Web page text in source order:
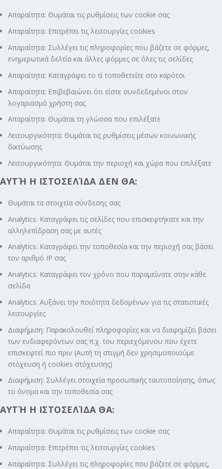
Απαραίτητα: Θυμάται τις ρυθμίσεις των cookie σας
Απαραίτητα: Επιτρέπει τις λειτουργίες cookies
Απαραίτητα: Συλλέγει τις πληροφορίες που βάζετε σε φόρμες,
ενημερωτικά δελτία και άλλες φόρμες σε όλες τις σελίδες
Απαραίτητα: Καταγράφει το τί τοποθετείτε στο καρότσι
Απαραίτητα: Επιβεβαιώνει ότι είστε συνδεδεμένοι στον
λογαριασμό χρήστη σας
Απαραίτητα: Θυμάται τη γλώσσα που επιλέξατε
Λειτουργικότητα: Θυμάται τις ρυθμίσεις μέσων κοινωνικής
δικτύωσης
Λειτουργικότητα: Θυμάται την περιοχή και χώρα που επιλέξατε
ΑΥΤΉ Η ΙΣΤΟΣΕΛΊΔΑ ΔΕΝ ΘΑ:
Θυμάται τα στοιχεία σύνδεσης σας
Analytics: Καταγράφει τις σελίδες που επισκεφτήκατε και την
αλληλεπίδραση σας με αυτές
Analytics: Καταγράφει την τοποθεσία και την περιοχή σας βάσει
τον αριθμό ΙΡ σας
Analytics: Καταγράφει τον χρόνο που παραμείνατε στην κάθε
σελίδα
Analytics: Αυξάνει την ποιότητα δεδομένων για τις στατιστικές
λειτουργίες
Διαφήμιση: Παρακολουθεί πληροφορίες και να διαφημίζει βάσει
των ενδιαφερόντων σας π.χ. του περιεχόμενου που έχετε
επισκεφτεί πιο πριν (Αυτή τη στιγμή δεν χρησιμοποιούμε
στόχευση ή cookies στόχευσης)
Διαφήμιση: Συλλέγει στοιχεία προσωπικής ταυτοποίησης, όπως
το όνομα και την τοποθεσία σας
ΑΥΤΉ Η ΙΣΤΟΣΕΛΊΔΑ ΘΑ:
Απαραίτητα: Θυμάται τις ρυθμίσεις των cookie σας
Απαραίτητα: Επιτρέπει τις λειτουργίες cookies
Απαραίτητα: Συλλέγει τις πληροφορίες που βάζετε σε φόρμες,